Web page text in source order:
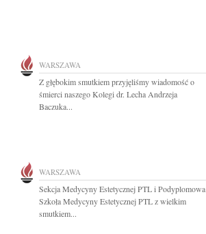
WARSZAWA
Z głębokim smutkiem przyjęliśmy wiadomość o
śmierci naszego Kolegi dr. Lecha Andrzeja
Baczuka...
WARSZAWA
Sekcja Medycyny Estetycznej PTL i Podyplomowa
Szkoła Medycyny Estetycznej PTL z wielkim
smutkiem...